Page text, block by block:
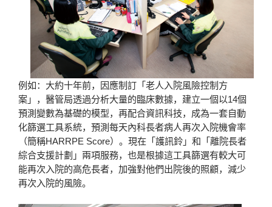
例如：大約十年前，因應制訂「老人入院風險控制方
案」，醫管局透過分析大量的臨床數據，建立一個以14個
預測變數為基礎的模型，再配合資訊科技，成為一套自動
化篩選工具系統，預測每天內科長者病人再次入院機會率
（簡稱HARRPE Score）。現在「護訊鈴」和「離院長者
綜合支援計劃」兩項服務，也是根據這工具篩選有較大可
能再次入院的高危長者，加強對他們出院後的照顧，減少
再次入院的風險。